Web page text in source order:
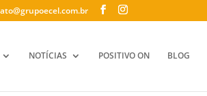
NOTÍCIAS POSITIVO ON BLOG